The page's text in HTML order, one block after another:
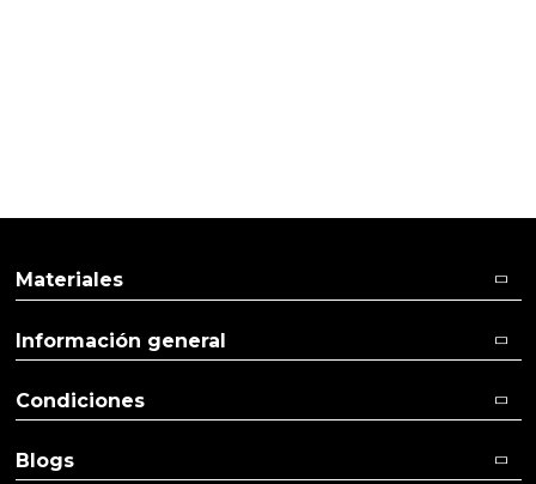
Materiales
Información general
Condiciones
Blogs